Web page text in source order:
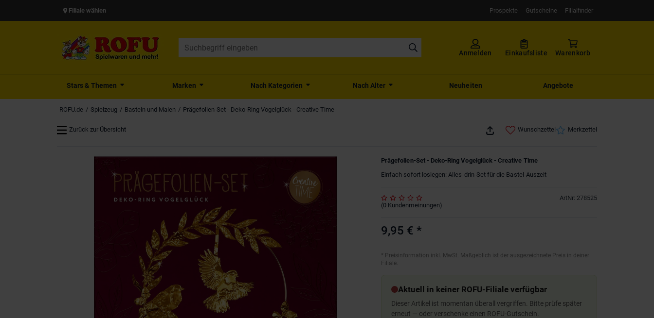
Filiale wählen Prospekte Gutscheine Filialfinder
Anmelden Einkaufsliste Warenkorb
Stars & Themen Marken Nach Kategorien Nach Alter Neuheiten Angebote
ROFU.de Spielzeug Basteln und Malen Prägefolien-Set - Deko-Ring Vogelglück - Creative Time
Zurück zur Übersicht Wunschzettel Merkzettel
Prägefolien-Set - Deko-Ring Vogelglück - Creative Time
Einfach sofort loslegen: Alles-drin-Set für die Bastel-Auszeit
ArtNr: 278525
(0 Kundenmeinungen)
9,95 € *
* Preisinformation inkl. MwSt. Maßgeblich ist der ausgezeichnete Preis in deiner
Filiale.
Aktuell in keiner ROFU-Filiale verfügbar
Dieser Artikel ist momentan überall vergriffen. Bitte prüfe später
erneut — oder verschenke einen ROFU-Gutschein.